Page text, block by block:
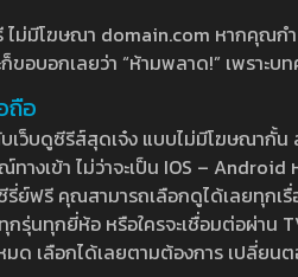
ไม่มีโฆษณา domain.com หากคุณก
ก็ขอบอกเลยว่า “ห้ามพลาด!” เพราะ
ถือ
เว็บดูซีรีส์สุดเจ๋ง แบบไม่มีโฆษณากั้
างเข้า ไม่ว่าจะเป็น IOS –
รี่ย์ฟรี คุณสามารถเลือกดูได้เลยทุกเ
รุ่นทุกยี่ห้อ หรือใครจะเชื่อมต่อผ่าน
มด เลือกได้เลยตามต้องการ เปลี่ยน